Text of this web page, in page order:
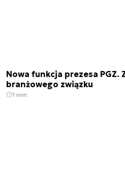
Nowa funkcja prezesa PGZ.
branżowego związku
1 min.